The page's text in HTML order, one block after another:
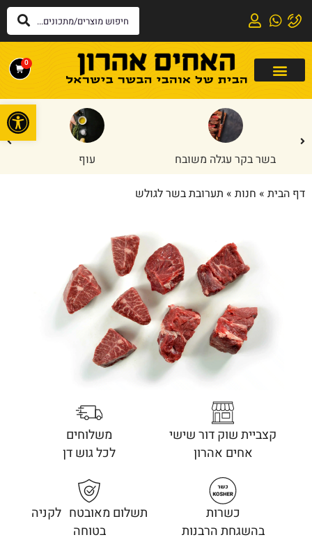
0
בשר בקר עגלה משובח עוף
דף הבית » חנות » תערובת בשר לגולש
קצביית שוק דור שישי
אחים אהרון
משלוחים
לכל גוש דן
כשרות
בהשגחת הרבנות
תשלום מאובטח לקניה
בטוחה